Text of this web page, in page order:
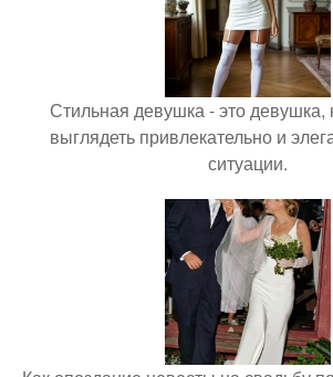
Стильная девушка - это девушка,
выглядеть привлекательно и
ситуации.